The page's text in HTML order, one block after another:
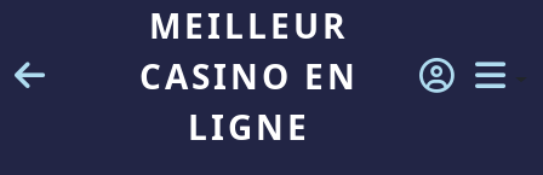
MEILLEUR
CASINO EN
LIGNE